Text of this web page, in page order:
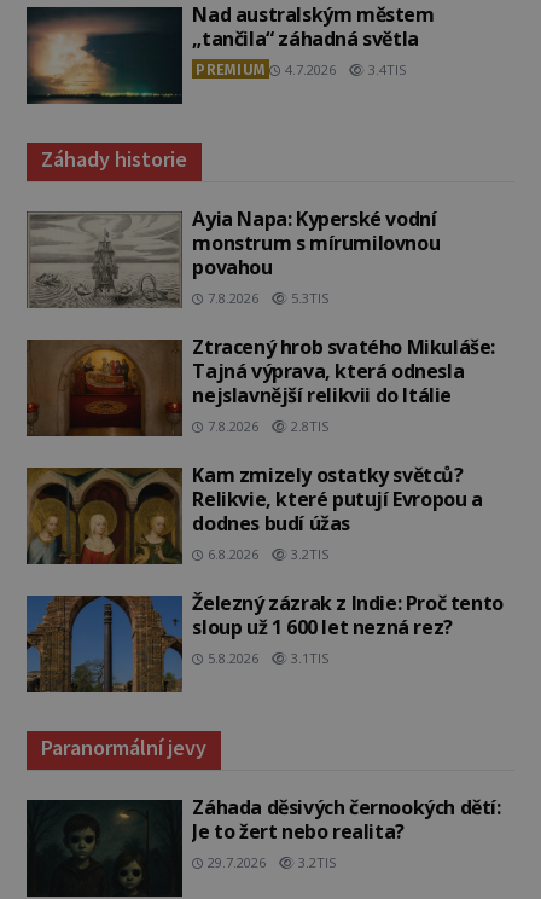
Nad australským městem
„tančila“ záhadná světla
PREMIUM 4.7.2026 3.4TIS
Záhady historie
Ayia Napa: Kyperské vodní
monstrum s mírumilovnou
povahou
7.8.2026 5.3TIS
Ztracený hrob svatého Mikuláše:
Tajná výprava, která odnesla
nejslavnější relikvii do Itálie
7.8.2026 2.8TIS
Kam zmizely ostatky světců?
Relikvie, které putují Evropou a
dodnes budí úžas
6.8.2026 3.2TIS
Železný zázrak z Indie: Proč tento
sloup už 1 600 let nezná rez?
5.8.2026 3.1TIS
Paranormální jevy
Záhada děsivých černookých dětí:
Je to žert nebo realita?
29.7.2026 3.2TIS